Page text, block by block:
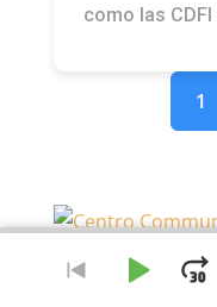
como las
1
Audio
Ir